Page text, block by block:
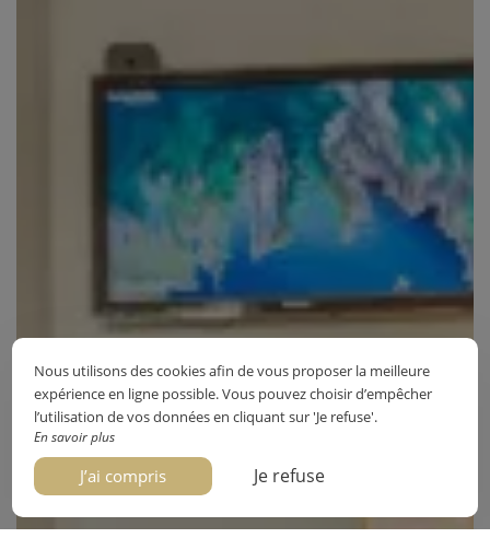
Nous utilisons des cookies afin de vous proposer la meilleure
expérience en ligne possible. Vous pouvez choisir d’empêcher
l’utilisation de vos données en cliquant sur 'Je refuse'.
En savoir plus
J’ai compris Je refuse